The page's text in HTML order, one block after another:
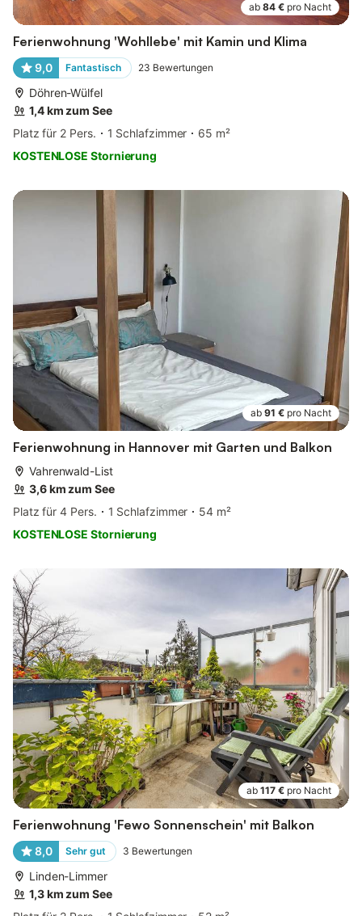
ab 84 € pro Nacht
Ferienwohnung 'Wohllebe' mit Kamin und Klima
9,0 Fantastisch 23 Bewertungen
Döhren-Wülfel
1,4 km zum See
Platz für 2 Pers.
1 Schlafzimmer
65 m²
KOSTENLOSE Stornierung
ab 91 € pro Nacht
Ferienwohnung in Hannover mit Garten und Balkon
Vahrenwald-List
3,6 km zum See
Platz für 4 Pers.
1 Schlafzimmer
54 m²
KOSTENLOSE Stornierung
ab 117 € pro Nacht
Ferienwohnung 'Fewo Sonnenschein' mit Balkon
8,0 Sehr gut 3 Bewertungen
Linden-Limmer
1,3 km zum See